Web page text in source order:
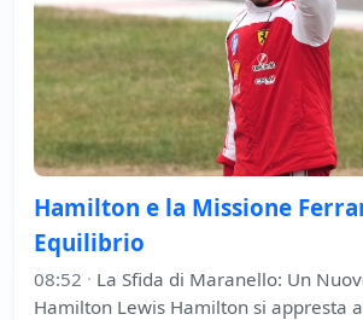
Hamilton e la Missione
Equilibrio
08:52 · La Sfida di Maranello: Un
Hamilton Lewis Hamilton si appresta